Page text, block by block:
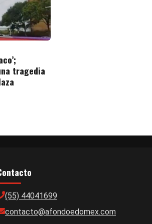
tragedia
(55) 44041699
contacto@afondoedomex.com